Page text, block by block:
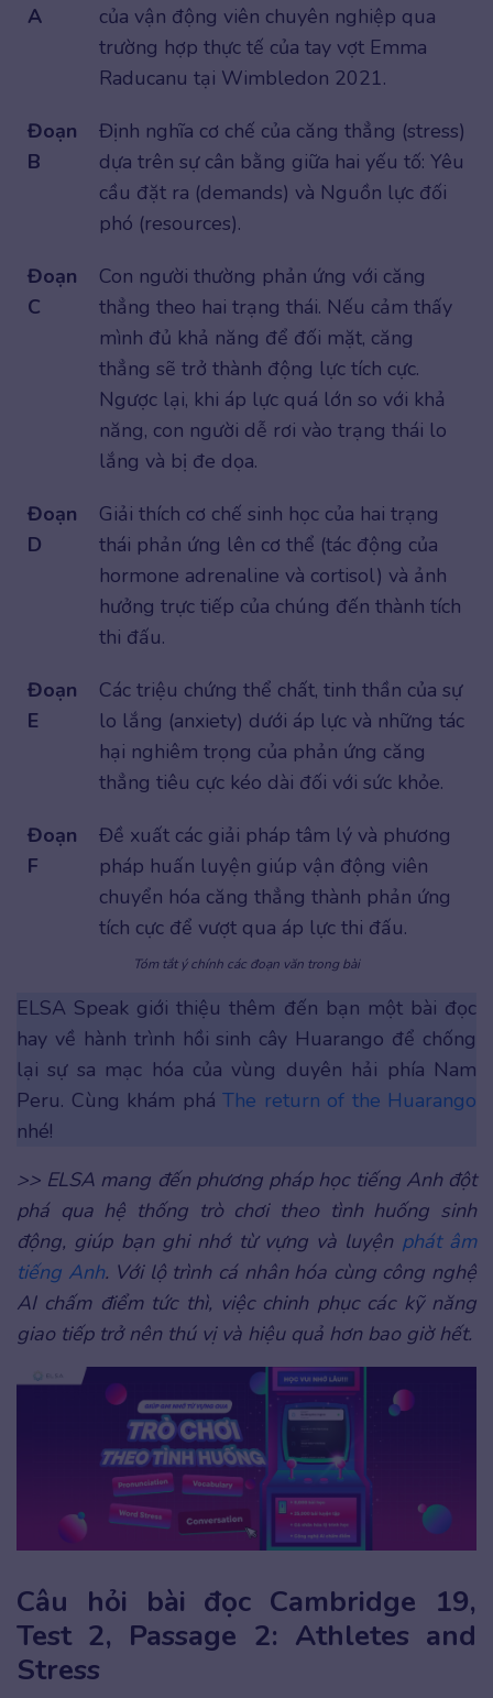
A
của vận động viên chuyên nghiệp qua
trường hợp thực tế của tay vợt Emma
Raducanu tại Wimbledon 2021.
Đoạn
B
Định nghĩa cơ chế của căng thẳng (stress)
dựa trên sự cân bằng giữa hai yếu tố: Yêu
cầu đặt ra (demands) và Nguồn lực đối
phó (resources).
Đoạn
C
Con người thường phản ứng với căng
thẳng theo hai trạng thái. Nếu cảm thấy
mình đủ khả năng để đối mặt, căng
thẳng sẽ trở thành động lực tích cực.
Ngược lại, khi áp lực quá lớn so với khả
năng, con người dễ rơi vào trạng thái lo
lắng và bị đe dọa.
Đoạn
D
Giải thích cơ chế sinh học của hai trạng
thái phản ứng lên cơ thể (tác động của
hormone adrenaline và cortisol) và ảnh
hưởng trực tiếp của chúng đến thành tích
thi đấu.
Đoạn
E
Các triệu chứng thể chất, tinh thần của sự
lo lắng (anxiety) dưới áp lực và những tác
hại nghiêm trọng của phản ứng căng
thẳng tiêu cực kéo dài đối với sức khỏe.
Đoạn
F
Đề xuất các giải pháp tâm lý và phương
pháp huấn luyện giúp vận động viên
chuyển hóa căng thẳng thành phản ứng
tích cực để vượt qua áp lực thi đấu.
Tóm tắt ý chính các đoạn văn trong bài
ELSA Speak giới thiệu thêm đến bạn một bài đọc
hay về hành trình hồi sinh cây Huarango để chống
lại sự sa mạc hóa của vùng duyên hải phía Nam
Peru. Cùng khám phá The return of the Huarango
nhé!
>> ELSA mang đến phương pháp học tiếng Anh đột
phá qua hệ thống trò chơi theo tình huống sinh
động, giúp bạn ghi nhớ từ vựng và luyện phát âm
tiếng Anh. Với lộ trình cá nhân hóa cùng công nghệ
AI chấm điểm tức thì, việc chinh phục các kỹ năng
giao tiếp trở nên thú vị và hiệu quả hơn bao giờ hết.
Câu hỏi bài đọc Cambridge 19,
Test 2, Passage 2: Athletes and
Stress